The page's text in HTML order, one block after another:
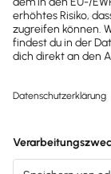
2022